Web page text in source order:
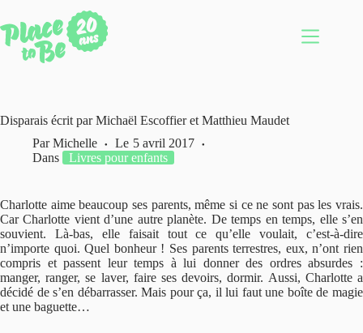
au
contenu
Disparais écrit par Michaël Escoffier et Matthieu Maudet
Par Michelle Le 5 avril 2017
Dans
Livres pour enfants
Charlotte aime beaucoup ses parents, même si ce ne sont pas les vrais.
Car Charlotte vient d’une autre planète. De temps en temps, elle s’en
souvient. Là-bas, elle faisait tout ce qu’elle voulait, c’est-à-dire
n’importe quoi. Quel bonheur ! Ses parents terrestres, eux, n’ont rien
compris et passent leur temps à lui donner des ordres absurdes :
manger, ranger, se laver, faire ses devoirs, dormir. Aussi, Charlotte a
décidé de s’en débarrasser. Mais pour ça, il lui faut une boîte de magie
et une baguette…